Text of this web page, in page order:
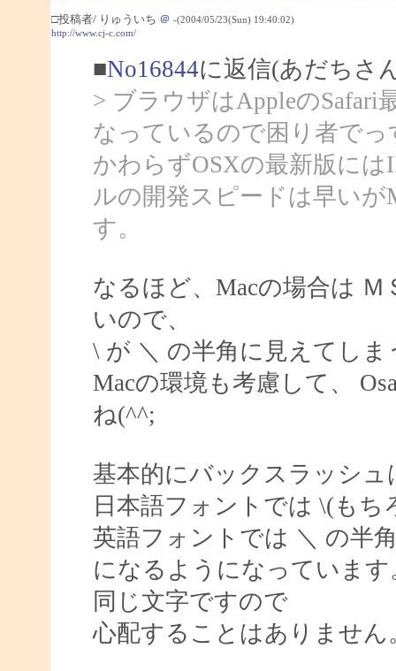
□投稿者/ りゅういち ＠ -(2004/05/23(Sun) 19:40:02)
http://www.cj-c.com/
■No16844に返信(あだちさ
> ブラウザはAppleのSafari
なっているので困り者で
かわらずOSXの最新版に
ルの開発スピードは早い
す。
なるほど、Macの場合は
いので、
\ が ＼ の半角に見えてし
Macの環境も考慮して、
ね(^^;
基本的にバックスラッシュ
日本語フォントでは \(もち
英語フォントでは ＼ の半
になるようになっていま
同じ文字ですので
心配することはありません